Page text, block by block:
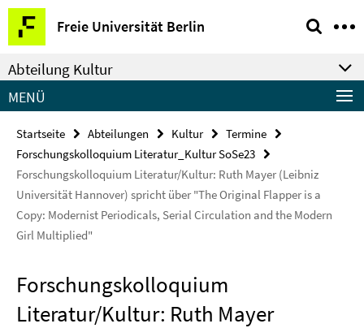
Springe
direkt
zu
Inhalt
Freie Universität Berlin
Service-
Navigation
Abteilung Kultur
MENÜ
Startseite Abteilungen Kultur
Termine
Forschungskolloquium Literatur_Kultur SoSe23
Forschungskolloquium Literatur/Kultur: Ruth Mayer (Leibniz
Universität Hannover) spricht über "The Original Flapper is a
Copy: Modernist Periodicals, Serial Circulation and the Modern
Girl Multiplied"
Forschungskolloquium
Literatur/Kultur: Ruth Mayer